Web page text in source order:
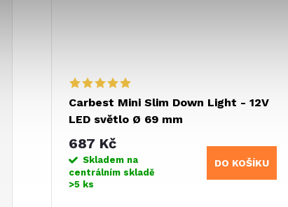
Carbest Mini Slim Down Light - 12V
LED světlo Ø 69 mm
687 Kč
Skladem na
centrálním skladě
>5 ks
DO KOŠÍKU